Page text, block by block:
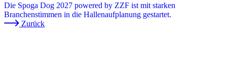
Die Spoga Dog 2027 powered by ZZF ist mit starken
Branchenstimmen in die Hallenaufplanung gestartet.
Zurück